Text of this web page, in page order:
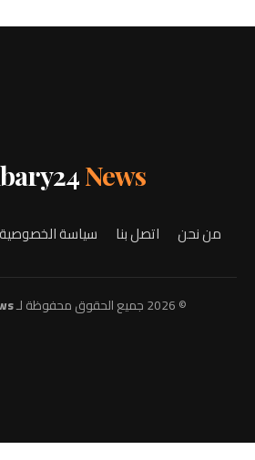
News
من نحن اتصل بنا سياسة الخصوصية
© 2026 جميع الحقوق محفوظة لـ